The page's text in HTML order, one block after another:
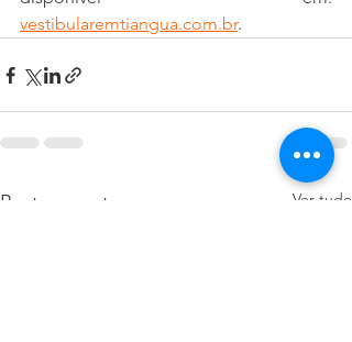
vestibularemtiangua.com.br.
Posts recentes Ver tudo